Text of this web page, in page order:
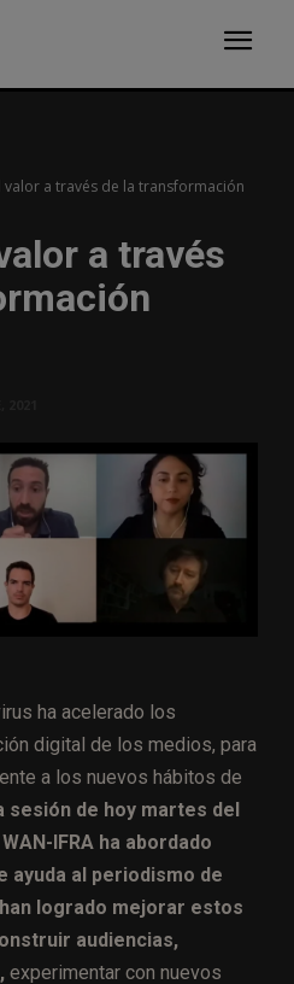
valor a través de la transformación
a través
ha acelerado los
digital de los medios, para
a los nuevos hábitos de
sesión de hoy martes del
IFRA ha abordado
ayuda al periodismo de
logrado mejorar estos
audiencias,
experimentar con nuevos